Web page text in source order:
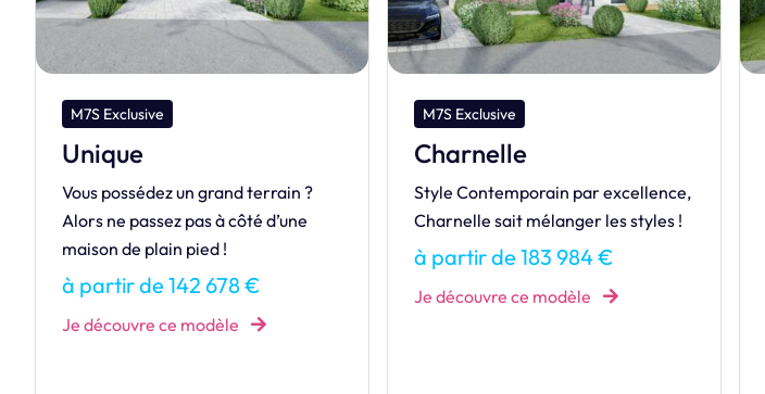
M7S Exclusive
Charnelle
Style Contemporain par excellence,
Charnelle sait mélanger les styles !
à partir de 183 984 €
Je découvre ce modèle
M7S Exclusive
Superbe
Délimiter les espaces de vie sans les
séparer, voici la vocation de cette
SUPERBE maison.
à partir de 135 244 €